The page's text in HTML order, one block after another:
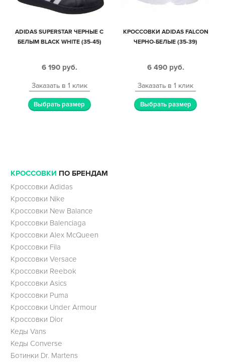
ADIDAS SUPERSTAR ЧЕРНЫЕ С
БЕЛЫМ BLACK WHITE (35-45)
6 190 руб.
Заказать в 1 клик
Выбрать размер
КРОССОВКИ ADIDAS FALCON
ЧЕРНО-БЕЛЫЕ (35-39)
6 490 руб.
Заказать в 1 клик
Выбрать размер
КРОССОВКИ ПО БРЕНДАМ
Кроссовки Adidas
Кроссовки Nike
Кроссовки New Balance
Кроссовки Balenciaga
Кроссовки Alex McQueen
Кроссовки Fila
Кроссовки Versace
Кроссовки Reebok
Кроссовки Asics
Кроссовки Puma
Кроссовки Under Armour
Кроссовки Dior
Кеды Vans
Кеды Converse
Ботинки Dr. Martens